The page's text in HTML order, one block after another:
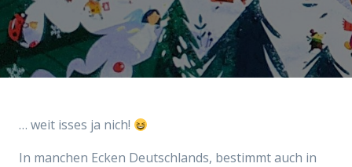
… weit isses ja nich!
In manchen Ecken Deutschlands, bestimmt auch in